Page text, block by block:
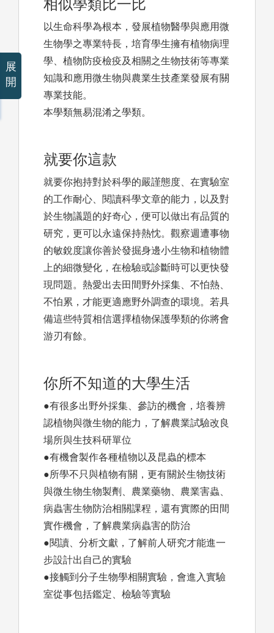
相似學類比一比
以生命科學為根本，發展植物醫學與應用微
生物學之專業特長，培育學生擁有植物病理
學、植物防疫檢疫及相關之生物技術等專業
知識和應用微生物與農業生技產業發展有關
專業技能。
本學類無易混淆之學類。
就要你這款
就要你抱持對於科學的嚴謹態度、在實驗室
的工作耐心、閱讀科學文章的能力，以及對
於生物議題的好奇心，便可以做出有品質的
研究，更可以永遠保持熱忱。觀察週遭事物
的敏銳度讓你善於發掘身邊小生物和植物體
上的細微變化，在檢驗或診斷時可以更快發
現問題。熱愛出去田間野外採集、不怕熱、
不怕累，才能更適應野外調查的環境。若具
備這些特質相信選擇植物保護學類的你將會
游刃有餘。
你所不知道的大學生活
●有很多出野外採集、參訪的機會，培養辨
認植物與微生物的能力，了解農業試驗改良
場所與生技科研單位
●有機會製作各種植物以及昆蟲的標本
●所學不只與植物有關，更有關於生物技術
與微生物生物製劑、農業藥物、農業害蟲、
病蟲害生物防治相關課程，還有實際的田間
實作機會，了解農業病蟲害的防治
●閱讀、分析文獻，了解前人研究才能進一
步設計出自己的實驗
●接觸到分子生物學相關實驗，會進入實驗
室從事包括鑑定、檢驗等實驗
展
開